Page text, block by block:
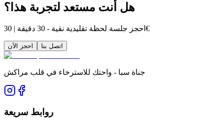
هل أنت مستعد لتجربة هذا؟
احجز جلسة لحظة تقليدية نقية - 30 دقيقة | 30€
احجز الآن اتصل بنا
جناة سبا - واحتك للاسترخاء في قلب مراكش
روابط سريعة